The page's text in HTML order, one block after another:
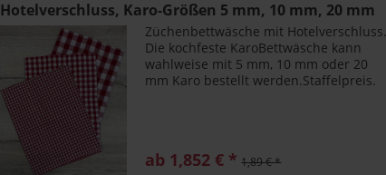
Hotelverschluss, Karo-Größen 5 mm, 10 mm, 20 mm
Züchenbettwäsche mit Hotelverschluss.
Die kochfeste KaroBettwäsche kann
wahlweise mit 5 mm, 10 mm oder 20
mm Karo bestellt werden.Staffelpreis.
ab 1,852 € * 1,89 € *